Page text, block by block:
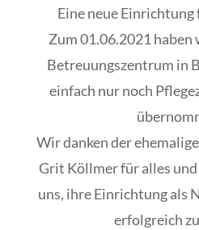
Eine neue
Zum 01.06.2021 haben
Betreuungszentrum in
einfach nur noch
Wir danken der
Grit Köllmer für alles
uns, ihre Einrichtung als
erfolgreich